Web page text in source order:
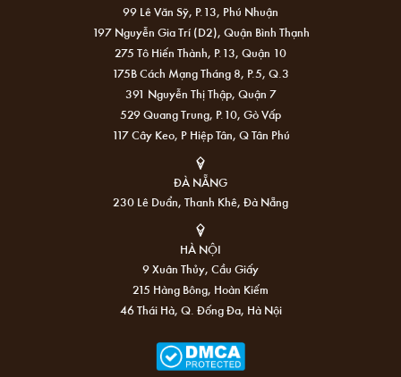
99 Lê Văn Sỹ, P.13, Phú Nhuận
197 Nguyễn Gia Trí (D2), Quận Bình Thạnh
275 Tô Hiến Thành, P.13, Quận 10
175B Cách Mạng Tháng 8, P.5, Q.3
391 Nguyễn Thị Thập, Quận 7
529 Quang Trung, P.10, Gò Vấp
117 Cây Keo, P Hiệp Tân, Q Tân Phú
ĐÀ NẴNG
230 Lê Duẩn, Thanh Khê, Đà Nẵng
HÀ NỘI
9 Xuân Thủy, Cầu Giấy
215 Hàng Bông, Hoàn Kiếm
46 Thái Hà, Q. Đống Đa, Hà Nội